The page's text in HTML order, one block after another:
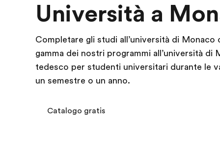
Benvenuto alla EF Vedi la
Università a
Completare gli studi all’università di
gamma dei nostri programmi all’università
tedesco per studenti universitari durante le
un semestre o un anno.
Catalogo gratis